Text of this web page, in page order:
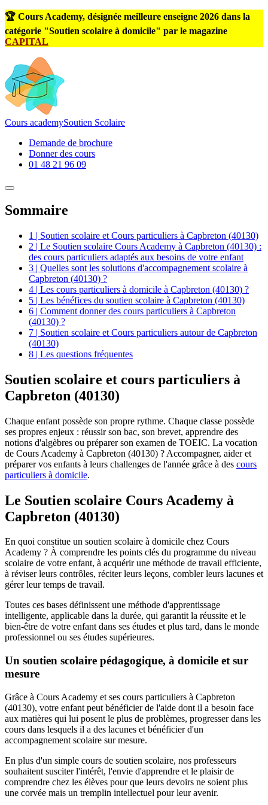
🏆 Cours Academy, désignée meilleure enseigne 2026 dans la
catégorie "Soutien scolaire à domicile" par le magazine
CAPITAL
Cours academySoutien Scolaire
Demande de brochure
Donner des cours
01 48 21 96 09
Sommaire
1 | Soutien scolaire et Cours particuliers à Capbreton (40130)
2 | Le Soutien scolaire Cours Academy à Capbreton (40130) :
des cours particuliers adaptés aux besoins de votre enfant
3 | Quelles sont les solutions d'accompagnement scolaire à
Capbreton (40130) ?
4 | Les cours particuliers à domicile à Capbreton (40130) ?
5 | Les bénéfices du soutien scolaire à Capbreton (40130)
6 | Comment donner des cours particuliers à Capbreton
(40130) ?
7 | Soutien scolaire et Cours particuliers autour de Capbreton
(40130)
8 | Les questions fréquentes
Soutien scolaire et cours particuliers à
Capbreton (40130)
Chaque enfant possède son propre rythme. Chaque classe possède
ses propres enjeux : réussir son bac, son brevet, apprendre des
notions d'algèbres ou préparer son examen de TOEIC. La vocation
de Cours Academy à Capbreton (40130) ? Accompagner, aider et
préparer vos enfants à leurs challenges de l'année grâce à des cours
particuliers à domicile.
Le Soutien scolaire Cours Academy à
Capbreton (40130)
En quoi constitue un soutien scolaire à domicile chez Cours
Academy ? À comprendre les points clés du programme du niveau
scolaire de votre enfant, à acquérir une méthode de travail efficiente,
à réviser leurs contrôles, réciter leurs leçons, combler leurs lacunes et
gérer leur temps de travail.
Toutes ces bases définissent une méthode d'apprentissage
intelligente, applicable dans la durée, qui garantit la réussite et le
bien-être de votre enfant dans ses études et plus tard, dans le monde
professionnel ou ses études supérieures.
Un soutien scolaire pédagogique, à domicile et sur
mesure
Grâce à Cours Academy et ses cours particuliers à Capbreton
(40130), votre enfant peut bénéficier de l'aide dont il a besoin face
aux matières qui lui posent le plus de problèmes, progresser dans les
cours dans lesquels il a des lacunes et bénéficier d'un
accompagnement scolaire sur mesure.
En plus d'un simple cours de soutien scolaire, nos professeurs
souhaitent susciter l'intérêt, l'envie d'apprendre et le plaisir de
comprendre chez les élèves pour que leurs devoirs ne soient plus
une corvée mais un tremplin intellectuel pour leur avenir.